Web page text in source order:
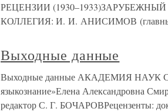
РЕЦЕНЗИИ
КОЛЛЕГИЯ: И. И. АНИСИМОВ
Выходные данные
Выходные данные АКАДЕМИЯ НАУК
языкознание»Елена Александровна
редактор С. Г. БОЧАРОВРецензенты: